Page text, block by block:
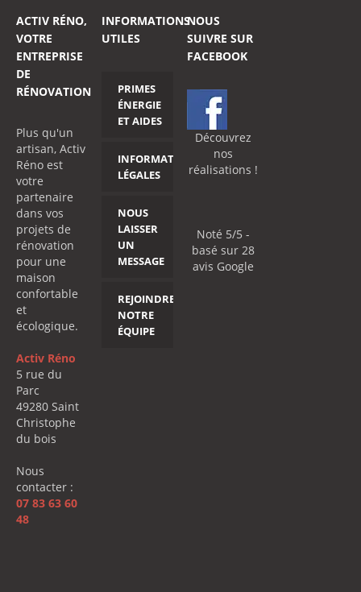
ACTIV RÉNO,
VOTRE
ENTREPRISE
DE
RÉNOVATION
Plus qu'un
artisan, Activ
Réno est
votre
partenaire
dans vos
projets de
rénovation
pour une
maison
confortable
et
écologique.
Activ Réno
5 rue du
Parc
49280 Saint
Christophe
du bois
Nous
contacter :
07 83 63 60
48
INFORMATIONS
UTILES
PRIMES
ÉNERGIE
ET AIDES
INFORMATIONS
LÉGALES
NOUS
LAISSER
UN
MESSAGE
REJOINDRE
NOTRE
ÉQUIPE
NOUS
SUIVRE SUR
FACEBOOK
Découvrez
nos
réalisations !
Noté 5/5 -
basé sur 28
avis Google